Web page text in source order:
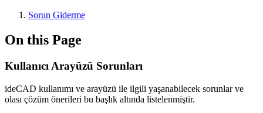
Sorun Giderme
On this Page
Kullanıcı Arayüzü Sorunları
ideCAD kullanımı ve arayüzü ile ilgili yaşanabilecek sorunlar ve
olası çözüm önerileri bu başlık altında listelenmiştir.